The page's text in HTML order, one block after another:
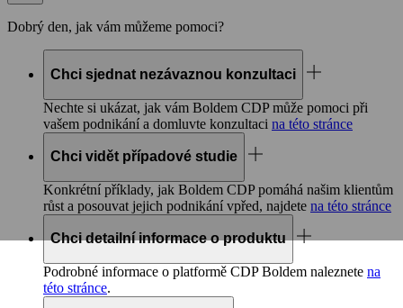
Dobrý den, jak vám můžeme pomoci?
Chci sjednat nezávaznou konzultaci
Nechte si ukázat, jak vám Boldem CDPmůže pomoci při
vašem podnikání a domluvte konzultaci na této stránce
Chci vidět případové studie
Konkrétní příklady, jak Boldem CDPpomáhá našim klientům
růst a posouvat jejich podnikání vpřed, najdete na této stránce
Chci detailní informace o produktu
Podrobné informace o platformě CDPBoldem naleznete na
této stránce.